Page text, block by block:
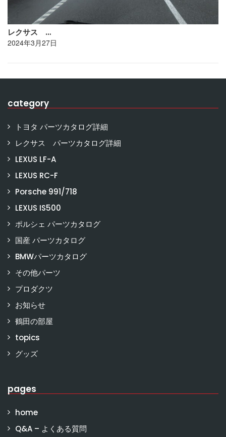
レクサス …
2024年3月27日
category
トヨタ パーツカタログ詳細
レクサス パーツカタログ詳細
LEXUS LF-A
LEXUS RC-F
Porsche 991/718
LEXUS IS500
ポルシェ パーツカタログ
国産 パーツカタログ
BMWパーツカタログ
その他パーツ
プロダクツ
お知らせ
鶴田の部屋
topics
グッズ
pages
home
Q&A – よくある質問